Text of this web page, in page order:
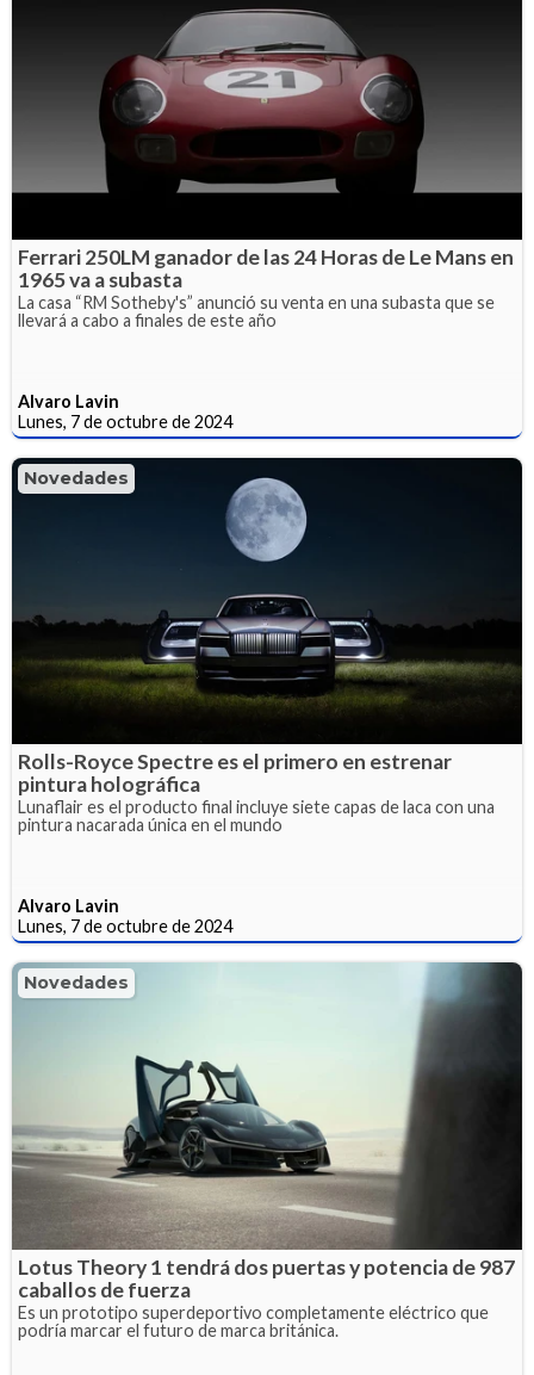
Ferrari 250LM ganador de las 24 Horas de Le Mans en
1965 va a subasta
La casa “RM Sotheby's” anunció su venta en una subasta que se
llevará a cabo a finales de este año
Alvaro Lavin
Lunes, 7 de octubre de 2024
Novedades
Rolls-Royce Spectre es el primero en estrenar
pintura holográfica
Lunaflair es el producto final incluye siete capas de laca con una
pintura nacarada única en el mundo
Alvaro Lavin
Lunes, 7 de octubre de 2024
Novedades
Lotus Theory 1 tendrá dos puertas y potencia de 987
caballos de fuerza
Es un prototipo superdeportivo completamente eléctrico que
podría marcar el futuro de marca británica.